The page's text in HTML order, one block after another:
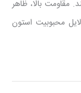
مقاومت بالا، ظاهر
محبوبیت استون